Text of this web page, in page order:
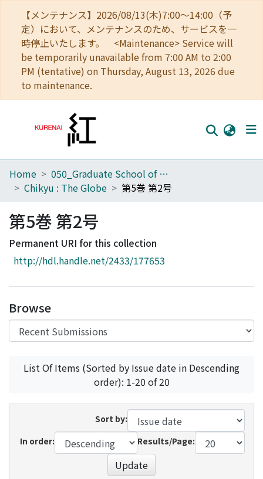
【メンテナンス】2026/08/13(木)7:00～14:00（予
定）において、メンテナンスのため、サービスを一
時停止いたします。 <Maintenance> Service will
be temporarily unavailable from 7:00 AM to 2:00
PM (tentative) on Thursday, August 13, 2026 due
to maintenance.
Home
Browse
Download Ranking
Access Statistics
Home
050_Graduate School of Science
Chikyu : The Globe
第5巻 第2号
第5巻 第2号
Permanent URI for this collection
http://hdl.handle.net/2433/177653
Browse
List Of Items (Sorted by Issue date in Descending
order): 1-20 of 20
Sort by:
In order:
Results/Page:
Update